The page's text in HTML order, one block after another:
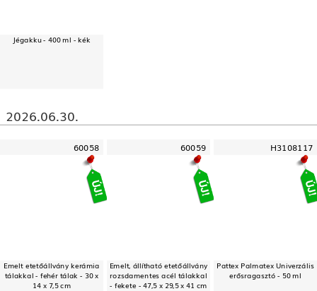
Jégakku - 400 ml - kék
2026.06.30.
60058
Emelt etetőállvány kerámia
tálakkal - fehér tálak - 30 x
14 x 7,5 cm
60059
Emelt, állítható etetőállvány
rozsdamentes acél tálakkal
- fekete - 47,5 x 29,5 x 41 cm
H3108117
Pattex Palmatex Univerzális
erősragasztó - 50 ml